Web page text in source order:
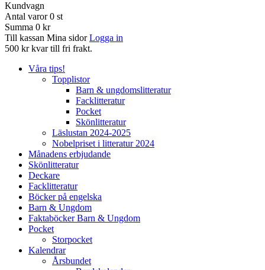
Kundvagn
Antal varor 0 st
Summa 0 kr
Till kassan Mina sidor Logga in
500 kr kvar till fri frakt.
Våra tips!
Topplistor
Barn & ungdomslitteratur
Facklitteratur
Pocket
Skönlitteratur
Läslustan 2024-2025
Nobelpriset i litteratur 2024
Månadens erbjudande
Skönlitteratur
Deckare
Facklitteratur
Böcker på engelska
Barn & Ungdom
Faktaböcker Barn & Ungdom
Pocket
Storpocket
Kalendrar
Årsbundet